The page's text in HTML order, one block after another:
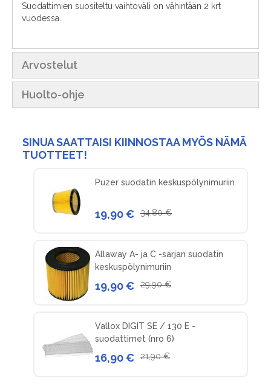
Suodattimien suositeltu vaihtoväli on vähintään 2 krt
vuodessa.
Arvostelut
Huolto-ohje
SINUA SAATTAISI KIINNOSTAA MYÖS NÄMÄ
TUOTTEET!
Puzer suodatin keskuspölynimuriin
19,90 € 34,80 €
Allaway A- ja C -sarjan suodatin
keskuspölynimuriin
19,90 € 29,90 €
Vallox DIGIT SE / 130 E -
suodattimet (nro 6)
16,90 € 21,90 €